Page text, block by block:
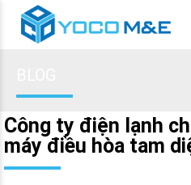
Công ty điện lạnh
máy điều hòa tam